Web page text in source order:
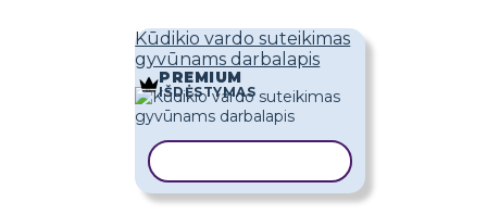
Kūdikio vardo suteikimas
gyvūnams darbalapis
PREMIUM
IŠDĖSTYMAS